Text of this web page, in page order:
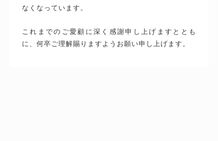
なくなっています。
これまでのご愛顧に深く感謝申し上げますととも
に、何卒ご理解賜りますようお願い申し上げます。